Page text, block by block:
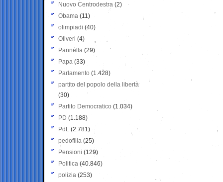
Nuovo Centrodestra (2)
Obama (11)
olimpiadi (40)
Oliveri (4)
Pannella (29)
Papa (33)
Parlamento (1.428)
partito del popolo della libertà
(30)
Partito Democratico (1.034)
PD (1.188)
PdL (2.781)
pedofilia (25)
Pensioni (129)
Politica (40.846)
polizia (253)